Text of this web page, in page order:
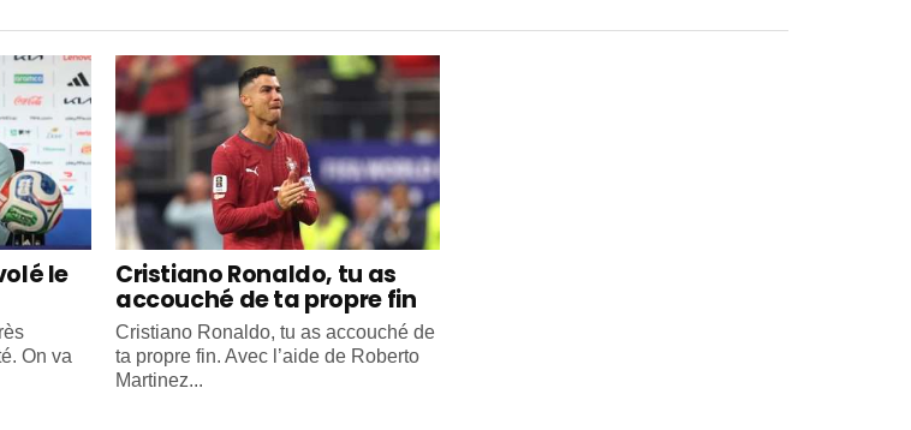
le
On va
Cristiano Ronaldo, tu as
accouché de ta propre fin
Cristiano Ronaldo, tu as accouché de
ta propre fin. Avec l’aide de Roberto
Martinez...